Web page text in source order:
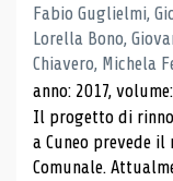
Fabio Guglielmi,
Lorella Bono,
Chiavero, Michela
anno: 2017,
Il progetto di
a Cuneo prevede
Comunale.